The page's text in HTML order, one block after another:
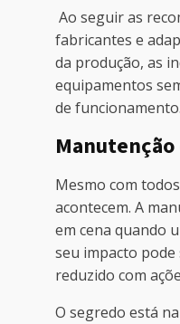
Ao seguir as
fabricantes e
da produção, as
equipamentos
de funcionamento.
Mesmo com
acontecem. A
em cena quando
seu impacto
reduzido com
O segredo está